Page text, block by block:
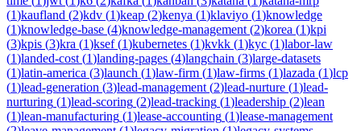
(1)kaufland (2)kdv (1)keap (2)kenya (1)klaviyo (1)knowledge
(1)knowledge-base (4)knowledge-management (2)korea (1)kpi
(3)kpis (3)kra (1)ksef(1)kubernetes (1)kvkk (1)kyc (1)labor-law
(1)landed-cost (1)landing-pages (4)langchain (3)large-datasets
(1)latin-america (3)launch (1)law-firm (1)law-firms (1)lazada (1)lcp
(1)lead-generation (3)lead-management (2)lead-nurture (1)lead-
nurturing (1)lead-scoring (2)lead-tracking (1)leadership (2)lean
(1)lean-manufacturing (1)lease-accounting (1)lease-management